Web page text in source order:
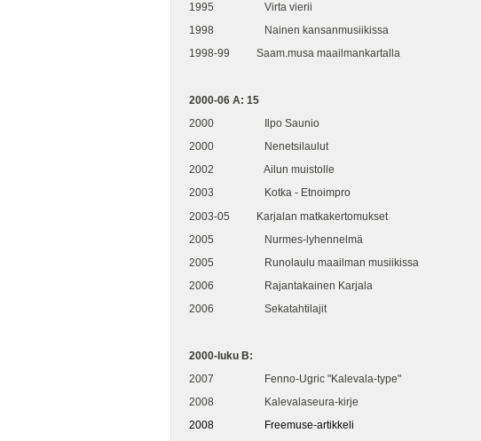
1995 Virta vierii
1998 Nainen kansanmusiikissa
1998-99 Saam.musa maailmankartalla
2000-06 A: 15
2000 Ilpo Saunio
2000 Nenetsilaulut
2002 Ailun muistolle
2003 Kotka - Etnoimpro
2003-05 Karjalan matkakertomukset
2005 Nurmes-lyhennelmä
2005 Runolaulu maailman musiikissa
2006 Rajantakainen Karjala
2006 Sekatahtilajit
2000-luku B:
2007 Fenno-Ugric "Kalevala-type"
2008 Kalevalaseura-kirje
2008 Freemuse-artikkeli